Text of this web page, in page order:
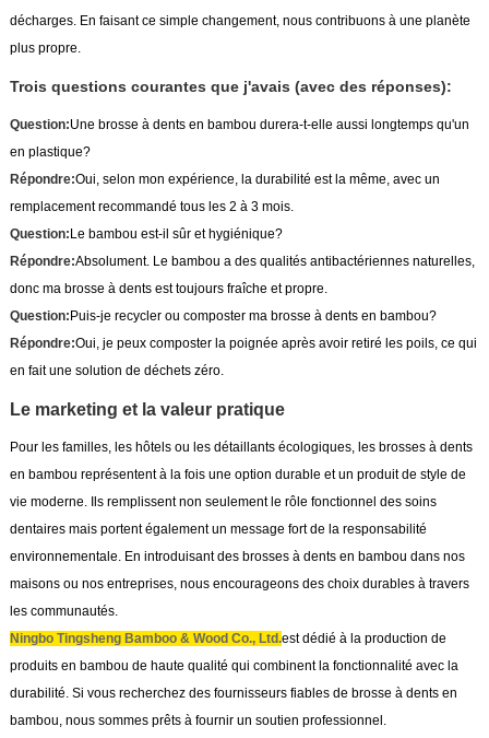
décharges. En faisant ce simple changement, nous contribuons à une planète
plus propre.
Trois questions courantes que j'avais (avec des réponses):
Question:Une brosse à dents en bambou durera-t-elle aussi longtemps qu'un
en plastique?
Répondre:Oui, selon mon expérience, la durabilité est la même, avec un
remplacement recommandé tous les 2 à 3 mois.
Question:Le bambou est-il sûr et hygiénique?
Répondre:Absolument. Le bambou a des qualités antibactériennes naturelles,
donc ma brosse à dents est toujours fraîche et propre.
Question:Puis-je recycler ou composter ma brosse à dents en bambou?
Répondre:Oui, je peux composter la poignée après avoir retiré les poils, ce qui
en fait une solution de déchets zéro.
Le marketing et la valeur pratique
Pour les familles, les hôtels ou les détaillants écologiques, les brosses à dents
en bambou représentent à la fois une option durable et un produit de style de
vie moderne. Ils remplissent non seulement le rôle fonctionnel des soins
dentaires mais portent également un message fort de la responsabilité
environnementale. En introduisant des brosses à dents en bambou dans nos
maisons ou nos entreprises, nous encourageons des choix durables à travers
les communautés.
Ningbo Tingsheng Bamboo & Wood Co., Ltd.est dédié à la production de
produits en bambou de haute qualité qui combinent la fonctionnalité avec la
durabilité. Si vous recherchez des fournisseurs fiables de brosse à dents en
bambou, nous sommes prêts à fournir un soutien professionnel.